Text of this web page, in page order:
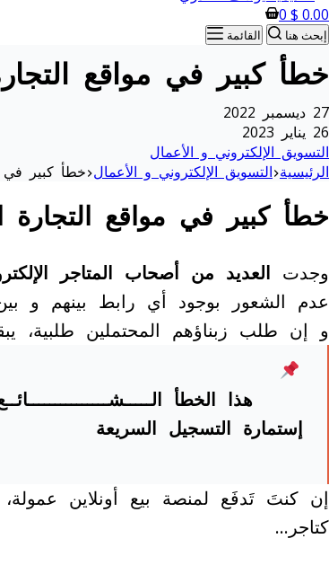
0.00
$
0
إبحث هنا القائمة
خطأ كبير في مواقع
27 ديسمبر 2022
26 يناير 2023
التسويق الإلكتروني و الأعمال
الرئيسية التسويق الإلكتروني و الأعمال خطأ كبير في
خطأ كبير في مواقع التجارة
وجدت العديد من أصحاب المتاجر
عدم الشعور بوجود أي رابط بينهم و
و إن طلب زبناؤهم المحتملين طلبية،
هذا الخطأ
إستمارة التسجيل السريعة
إن كنتَ تَدفَع لمنصة بيع أونلاين
كتاجر…